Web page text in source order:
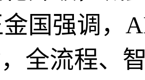
国强调，
全流程、